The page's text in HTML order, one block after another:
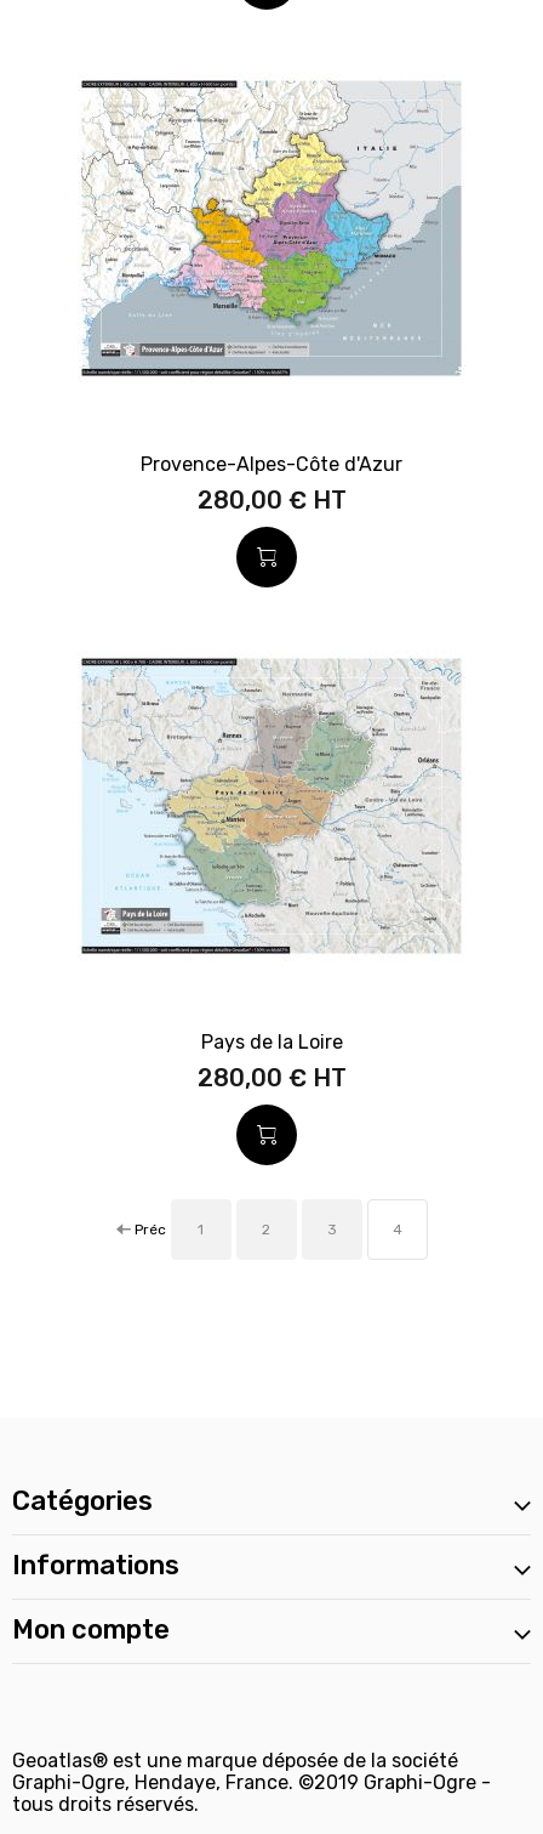
Provence-Alpes-Côte d'Azur
280,00 €
Pays de la Loire
280,00 €
Préc 1 2 3 4
Catégories
Informations
Mon compte
Geoatlas® est une marque déposée de la société
Graphi-Ogre, Hendaye, France. ©2019 Graphi-Ogre -
tous droits réservés.